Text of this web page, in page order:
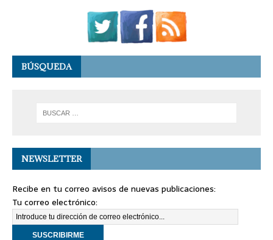
BÚSQUEDA
NEWSLETTER
Recibe en tu correo avisos de nuevas publicaciones:
Tu correo electrónico: